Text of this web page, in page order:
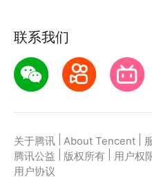
联系我们
关于腾讯 About Tencent
腾讯公益
版权所有 用户权
用户协议